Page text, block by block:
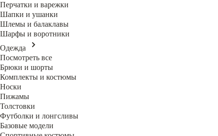
Перчатки и варежки
Шапки и ушанки
Шлемы и балаклавы
Шарфы и воротники
Одежда
Посмотреть все
Брюки и шорты
Комплекты и костюмы
Носки
Пижамы
Толстовки
Футболки и лонгсливы
Базовые модели